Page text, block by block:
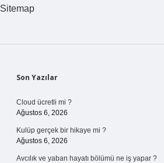
Sitemap
Sidebar
Son Yazılar
Cloud ücretli mi ?
Ağustos 6, 2026
Kulüp gerçek bir hikaye mi ?
Ağustos 6, 2026
Avcılık ve yaban hayatı bölümü ne iş yapar ?